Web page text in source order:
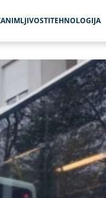
TEHNOLOGIJA